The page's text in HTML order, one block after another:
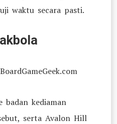
waktu secara pasti.
badan kediaman
serta Avalon Hill